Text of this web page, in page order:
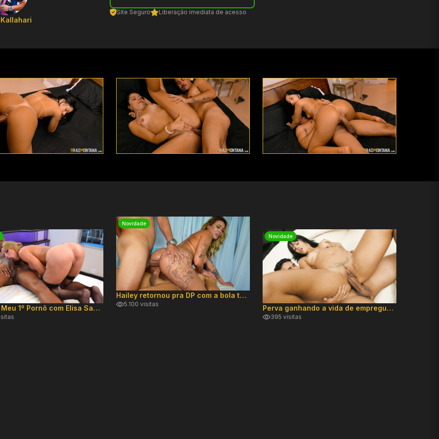
Site Seguro Liberação imediata de acesso
Especial Meu 1º Pornô com Elisa Sanches
Novidade
Hailey retornou pra DP com a bola toda
5.100 visitas
Novidade
Perva ganhando a vida de empreguete
395 visitas